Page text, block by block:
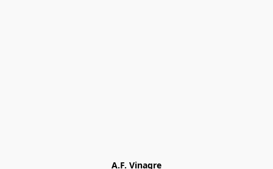
A.F. Vinagre